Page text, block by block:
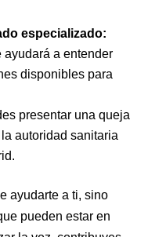
especializado:
ayudará a entender
disponibles para
presentar una queja
autoridad sanitaria
ayudarte a ti, sino
pueden estar en